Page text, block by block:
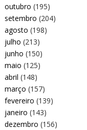
outubro (195)
setembro (204)
agosto (198)
julho (213)
junho (150)
maio (125)
abril (148)
março (157)
fevereiro (139)
janeiro (143)
dezembro (156)